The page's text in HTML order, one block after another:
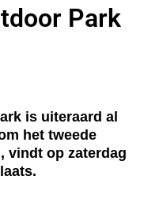
Park
is uiteraard al
het tweede
vindt op zaterdag